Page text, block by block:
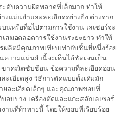
ดับความผิดพลาดที่เล็กมาก ทำให้
งแม่นยำและละเอียดอย่างยิ่ง ต่างจาก
บนหรือทื่อไปตามการใช้งาน เลเซอร์จะ
สมอตลอดการใช้งานระยะยาว ทำให้
ผลิตมีคุณภาพเทียบเท่ากับชิ้นที่หนึ่งร้อย
ความแม่นยำนี้จะเห็นได้ชัดเจนเป็น
ขาคณิตซับซ้อน ข้อความที่ละเอียดอ่อน
ะเอียดสูง วิธีการตัดแบบดั้งเดิมมัก
ละเอียดเล็กๆ และคุณภาพขอบที่
อบบาง เครื่องตัดและแกะสลักเลเซอร์
านที่ท้าทายนี้ โดยให้ขอบที่เรียบร้อย